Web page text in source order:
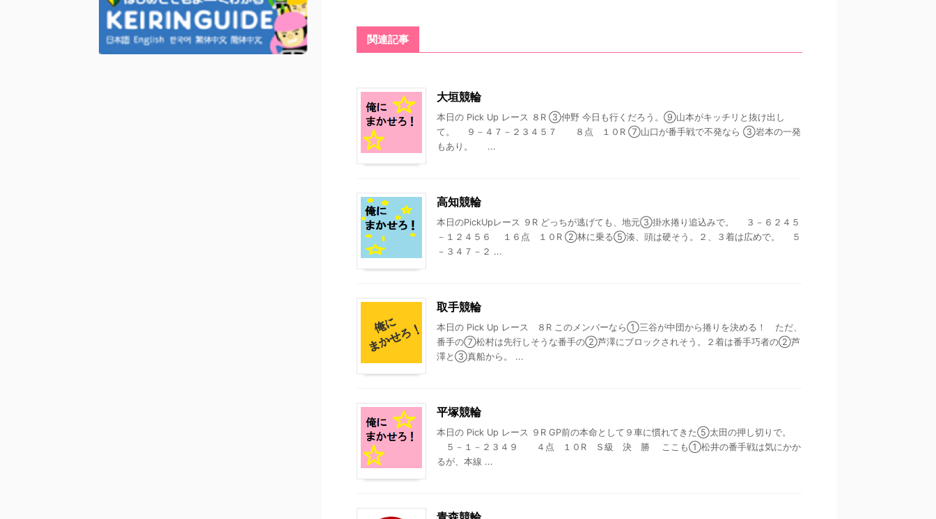
関連記事
大垣競輪
本日の Pick Up レース ８R ③仲野 今日も行くだろう。⑨山本がキッチリと抜け出し
て。 ９－４７－２３４５７ ８点 １０R ⑦山口が番手戦で不発なら ③岩本の一発
もあり。 ...
高知競輪
本日のPickUpレース ９R どっちが逃げても、地元③掛水捲り追込みで。 ３－６２４５
－１２４５６ １６点 １０R ②林に乗る⑤湊、頭は硬そう。２、３着は広めで。 ５
－３４７－２ ...
取手競輪
本日の Pick Up レース ８R このメンバーなら①三谷が中団から捲りを決める！ ただ、
番手の⑦松村は先行しそうな番手の②芦澤にブロックされそう。２着は番手巧者の②芦
澤と③真船から。 ...
平塚競輪
本日の Pick Up レース ９R GP前の本命として９車に慣れてきた⑤太田の押し切りで。
５－１－２３４９ ４点 １０R Ｓ級 決 勝 ここも①松井の番手戦は気にかか
るが、本線 ...